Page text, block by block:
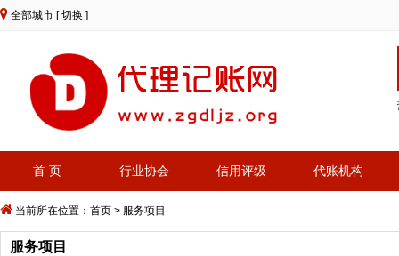
全部城市 [ 切换 ]
首 页 行业协会 信用评级 代账机构
当前所在位置： 首页 > 服务项目
服务项目